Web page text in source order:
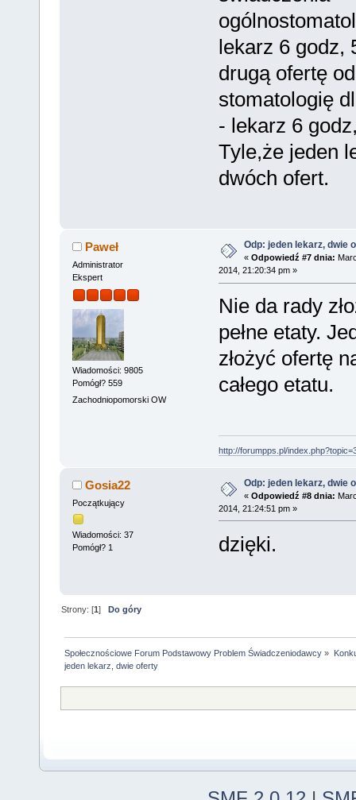
lekarz 6 godz,
drugą ofertę
stomatologię
- lekarz 6
Tyle,że jeden
dwóch ofert.
Paweł
Administrator
Ekspert
Wiadomości: 9805
Pomógł? 559
Zachodniopomorski OW
Odp: jeden lekarz, dwie
« Odpowiedź #7 dnia:
2014, 21:20:34 pm »
Nie da rady
pełne etaty.
złożyć ofertę
całego etatu.
http://forumpps.pl/
Gosia22
Początkujący
Wiadomości: 37
Pomógł? 1
Odp: jeden lekarz, dwie
« Odpowiedź #8 dnia:
2014, 21:24:51 pm »
dzięki.
Strony: [1]Do góry
Społecznościowe Forum Podstawowy Problem Świadczeniodawcy »
jeden lekarz, dwie oferty